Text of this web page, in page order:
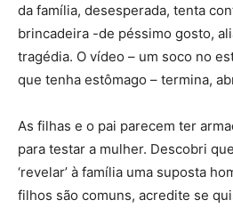
da família, desesperada, tenta
brincadeira -de péssimo gosto,
tragédia. O vídeo – um soco no
que tenha estômago – termina,
As filhas e o pai parecem ter
para testar a mulher. Descobri
‘revelar’ à família uma suposta
filhos são comuns, acredite se